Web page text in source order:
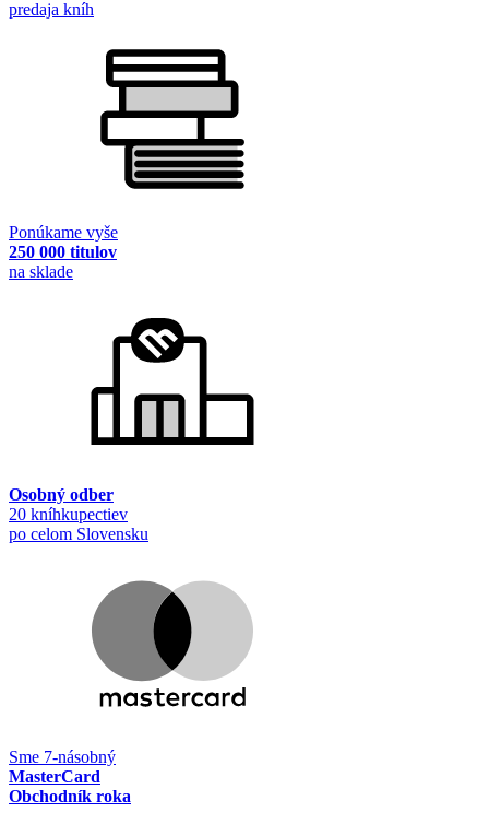
predaja kníh
Ponúkame vyše
250 000 titulov
na sklade
Osobný odber
20 kníhkupectiev
po celom Slovensku
Sme 7-násobný
MasterCard
Obchodník roka